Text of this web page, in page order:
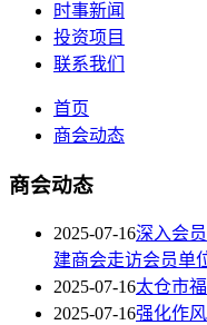
时事新闻
投资项目
联系我们
首页
商会动态
商会动态
2025-07-16深入会
建商会走访会员单
2025-07-16太仓市
2025-07-16强化作